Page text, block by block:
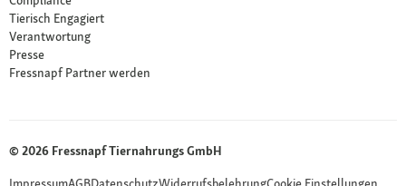
Tierisch Engagiert
Verantwortung
Presse
Fressnapf Partner werden
© 2026 Fressnapf Tiernahrungs GmbH